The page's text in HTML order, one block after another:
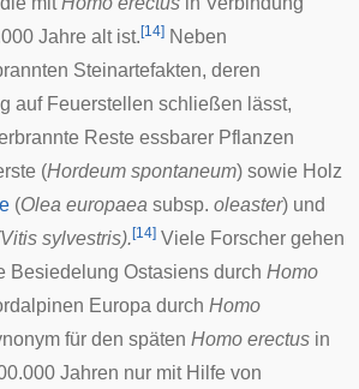
Jahre alt ist. [14] Neben
Steinartefakten, deren
auf Feuerstellen schließen lässt,
Reste essbarer Pflanzen
(Hordeum spontaneum) sowie Holz
(Olea europaea subsp. oleaster) und
sylvestris). [14] Viele Forscher gehen
Besiedelung Ostasiens durch Homo
Europa durch Homo
für den späten Homo erectus in
Jahren nur mit Hilfe von